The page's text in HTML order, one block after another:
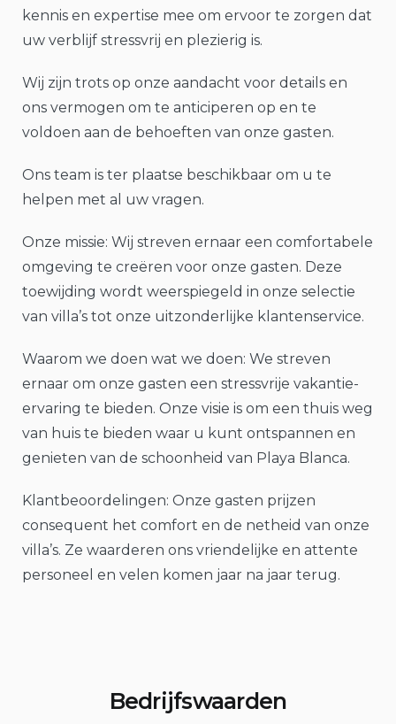
kennis en expertise mee om ervoor te zorgen dat
uw verblijf stressvrij en plezierig is.
Wij zijn trots op onze aandacht voor details en
ons vermogen om te anticiperen op en te
voldoen aan de behoeften van onze gasten.
Ons team is ter plaatse beschikbaar om u te
helpen met al uw vragen.
Onze missie: Wij streven ernaar een comfortabele
omgeving te creëren voor onze gasten. Deze
toewijding wordt weerspiegeld in onze selectie
van villa’s tot onze uitzonderlijke klantenservice.
Waarom we doen wat we doen: We streven
ernaar om onze gasten een stressvrije vakantie-
ervaring te bieden. Onze visie is om een ​​thuis weg
van huis te bieden waar u kunt ontspannen en
genieten van de schoonheid van Playa Blanca.
Klantbeoordelingen: Onze gasten prijzen
consequent het comfort en de netheid van onze
villa’s. Ze waarderen ons vriendelijke en attente
personeel en velen komen jaar na jaar terug.
Bedrijfswaarden